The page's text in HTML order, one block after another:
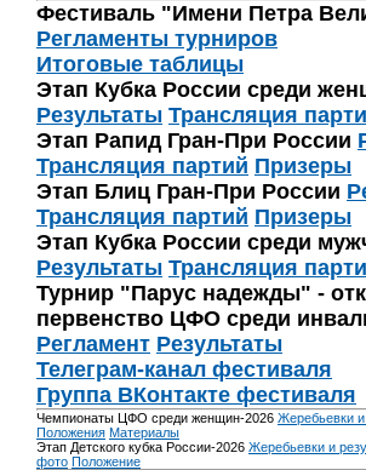
Фестиваль "Имени Петра
Регламенты турниров
Итоговые таблицы
Этап Кубка России среди
Результаты Трансляция
Этап Рапид Гран-При России
Трансляция партий Призеры
Этап Блиц Гран-При России
Трансляция партий Призеры
Этап Кубка России среди
Результаты Трансляция
Турнир "Парус надежды" -
первенство ЦФО среди
Регламент Результаты
Телеграм-канал фестиваля
Группа ВКонтакте фестиваля
Чемпионаты ЦФО среди женщин-2026 Жеребьевки и
Положения Материалы
Этап Детского кубка России-2026 Жеребьевки и
фото Положение